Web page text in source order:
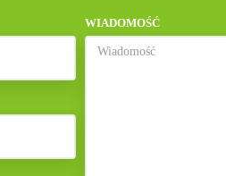
WIADOMOŚĆ